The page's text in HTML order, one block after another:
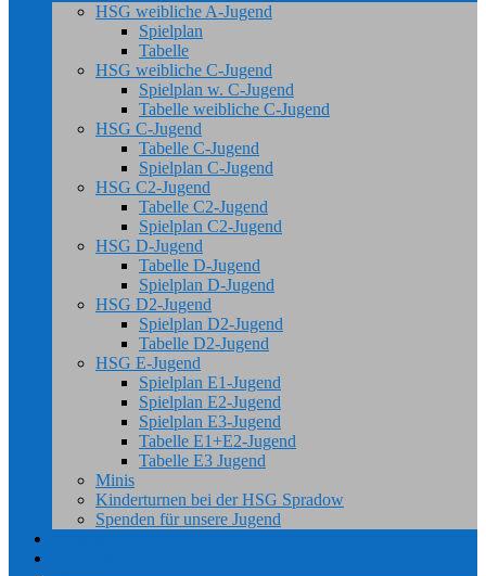
HSG weibliche A-Jugend
Spielplan
Tabelle
HSG weibliche C-Jugend
Spielplan w. C-Jugend
Tabelle weibliche C-Jugend
HSG C-Jugend
Tabelle C-Jugend
Spielplan C-Jugend
HSG C2-Jugend
Tabelle C2-Jugend
Spielplan C2-Jugend
HSG D-Jugend
Tabelle D-Jugend
Spielplan D-Jugend
HSG D2-Jugend
Spielplan D2-Jugend
Tabelle D2-Jugend
HSG E-Jugend
Spielplan E1-Jugend
Spielplan E2-Jugend
Spielplan E3-Jugend
Tabelle E1+E2-Jugend
Tabelle E3 Jugend
Minis
Kinderturnen bei der HSG Spradow
Spenden für unsere Jugend